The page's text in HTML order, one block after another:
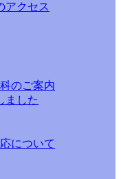
アクセス
のご案内
ました
について